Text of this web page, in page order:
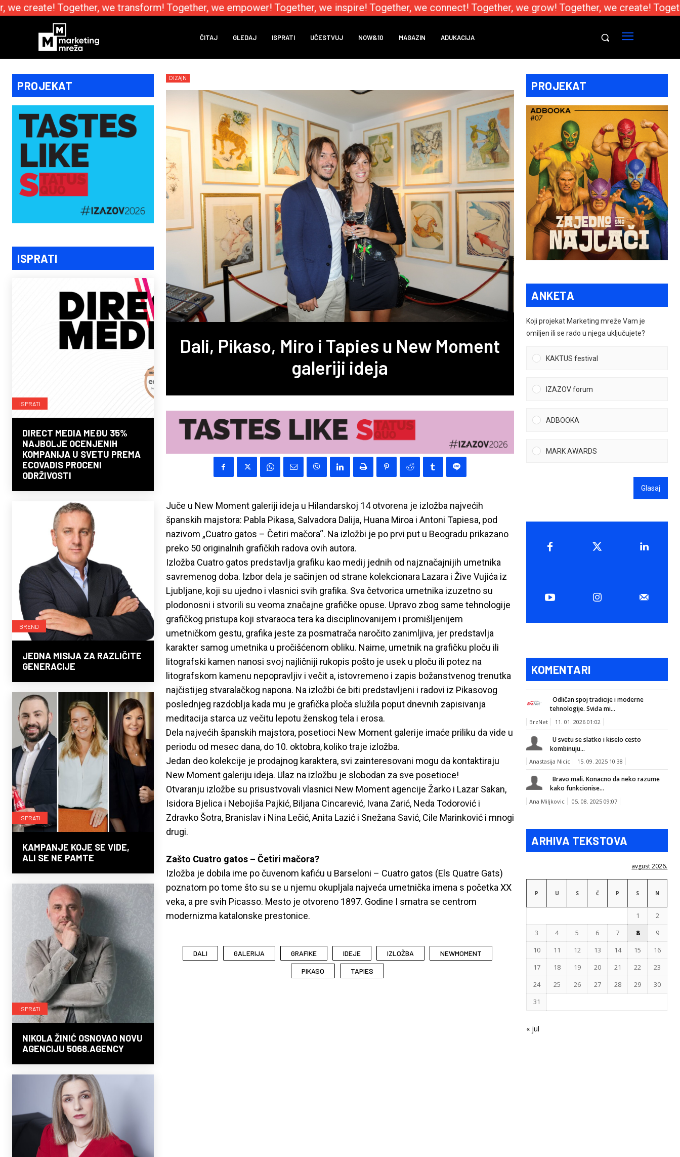
create! Together, we transform! Together, we empower! Together, we inspire! Together, we connect! Together, we grow! Together, we create!
ČITAJ GLEDAJ ISPRATI UČESTVUJ NOW&10 MAGAZIN ADUKACIJA
PROJEKAT
ISPRATI
ISPRATI
DIRECT MEDIA MEĐU 35%
NAJBOLJE OCENJENIH
KOMPANIJA U SVETU PREMA
ECOVADIS PROCENI
ODRŽIVOSTI
BREND
JEDNA MISIJA ZA RAZLIČITE
GENERACIJE
ISPRATI
KAMPANJE KOJE SE VIDE,
ALI SE NE PAMTE
ISPRATI
NIKOLA ŽINIĆ OSNOVAO NOVU
AGENCIJU 5068.AGENCY
DIZAJN
Dali, Pikaso, Miro i Tapies u New Moment
galeriji ideja
Juče u New Moment galeriji ideja u Hilandarskoj 14 otvorena je izložba najvećih
španskih majstora: Pabla Pikasa, Salvadora Dalija, Huana Miroa i Antoni Tapiesa, pod
nazivom „Cuatro gatos – Četiri mačora“. Na izložbi je po prvi put u Beogradu prikazano
preko 50 originalnih grafičkih radova ovih autora.
Izložba Cuatro gatos predstavlja grafiku kao medij jednih od najznačajnijih umetnika
savremenog doba. Izbor dela je sačinjen od strane kolekcionara Lazara i Žive Vujića iz
Ljubljane, koji su ujedno i vlasnici svih grafika. Sva četvorica umetnika izuzetno su
plodonosni i stvorili su veoma značajne grafičke opuse. Upravo zbog same tehnologije
grafičkog pristupa koji stvaraoca tera ka disciplinovanijem i promišljenijem
umetničkom gestu, grafika jeste za posmatrača naročito zanimljiva, jer predstavlja
karakter samog umetnika u pročišćenom obliku. Naime, umetnik na grafičku ploču ili
litografski kamen nanosi svoj najličniji rukopis pošto je usek u ploču ili potez na
litografskom kamenu nepopravljiv i večit a, istovremeno i zapis božanstvenog trenutka
najčistijeg stvaralačkog napona. Na izložbi će biti predstavljeni i radovi iz Pikasovog
poslednjeg razdoblja kada mu je grafička ploča služila poput dnevnih zapisivanja
meditacija starca uz večitu lepotu ženskog tela i erosa.
Dela najvećih španskih majstora, posetioci New Moment galerije imaće priliku da vide u
periodu od mesec dana, do 10. oktobra, koliko traje izložba.
Jedan deo kolekcije je prodajnog karaktera, svi zainteresovani mogu da kontaktiraju
New Moment galeriju ideja. Ulaz na izložbu je slobodan za sve posetioce!
Otvaranju izložbe su prisustvovali vlasnici New Moment agencije Žarko i Lazar Sakan,
Isidora Bjelica i Nebojiša Pajkić, Biljana Cincarević, Ivana Zarić, Neda Todorović i
Zdravko Šotra, Branislav i Nina Lečić, Anita Lazić i Snežana Savić, Cile Marinković i mnogi
drugi.
Zašto Cuatro gatos – Četiri mačora?
Izložba je dobila ime po čuvenom kafiću u Barseloni – Cuatro gatos (Els Quatre Gats)
poznatom po tome što su se u njemu okupljala najveća umetnička imena s početka XX
veka, a pre svih Picasso. Mesto je otvoreno 1897. Godine I smatra se centrom
modernizma katalonske prestonice.
DALI GALERIJA GRAFIKE IDEJE IZLOŽBA NEWMOMENT
PIKASO TAPIES
PROJEKAT
ANKETA
Koji projekat Marketing mreže Vam je
omiljen ili se rado u njega uključujete?
KAKTUS festival
IZAZOV forum
ADBOOKA
MARK AWARDS
Glasaj
KOMENTARI
Odličan spoj tradicije i moderne
tehnologije. Sviđa mi...
BrzNet 11. 01. 2026 01:02
U svetu se slatko i kiselo cesto
kombinuju...
Anastasija Nicic 15. 09. 2025 10:38
Bravo mali. Konacno da neko razume
kako funkcionise...
Ana Miljkovic 05. 08. 2025 09:07
ARHIVA TEKSTOVA
avgust 2026.
P U S Č P S N
1
2
3
4 5 6 7 8
9
10
11 12 13 14 15
16
17
18 19 20 21 22
23
24
25 26 27 28 29
30
31
« jul